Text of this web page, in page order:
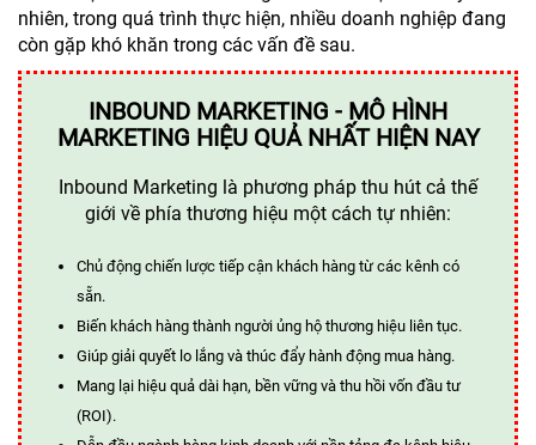
nhiên, trong quá trình thực hiện, nhiều doanh nghiệp đang
còn gặp khó khăn trong các vấn đề sau.
INBOUND MARKETING - MÔ HÌNH
MARKETING HIỆU QUẢ NHẤT HIỆN NAY
Inbound Marketing là phương pháp thu hút cả thế
giới về phía thương hiệu một cách tự nhiên:
Chủ động chiến lược tiếp cận khách hàng từ các kênh có
sẵn.
Biến khách hàng thành người ủng hộ thương hiệu liên tục.
Giúp giải quyết lo lắng và thúc đẩy hành động mua hàng.
Mang lại hiệu quả dài hạn, bền vững và thu hồi vốn đầu tư
(ROI).